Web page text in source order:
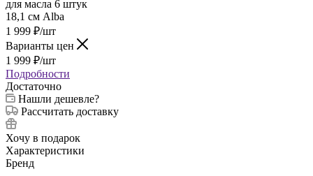
1 999 ₽/шт
Варианты цен
1 999 ₽/шт
Подробности
Достаточно
Нашли дешевле?
Рассчитать доставку
Хочу в подарок
Характеристики
Бренд